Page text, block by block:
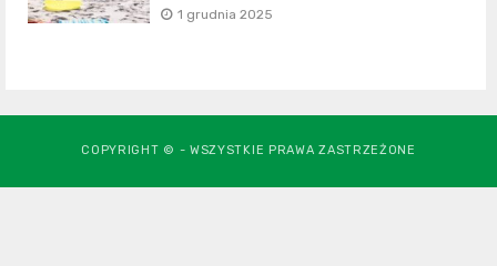
1 grudnia 2025
COPYRIGHT © - WSZYSTKIE PRAWA ZASTRZEŻONE